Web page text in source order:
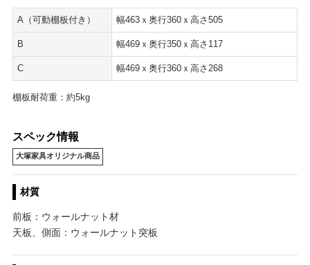
A（可動棚板付き） 幅463ｘ奥行360ｘ高さ505
B 幅469ｘ奥行350ｘ高さ117
C 幅469ｘ奥行360ｘ高さ268
棚板耐荷重：約5kg
スペック情報
大塚家具オリジナル商品
材質
前板：ウォールナット材
天板、側面：ウォールナット突板